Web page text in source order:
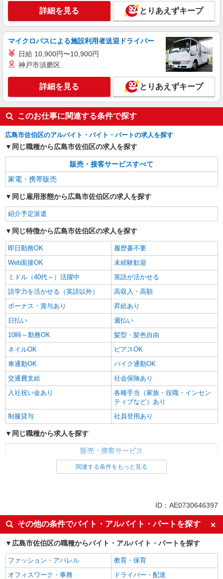
有) ゜・。○。・゜+゜・。○。・゜+゜
キープ 詳細を見る
正社員
ソフトバンクジアウトレット広島店
ソフトバンクショップの携帯販売スタッフ
月給 207,900円 〜 243,500円 固定残業代:
20,900円 〜 24,500円（15時間相当） ＊＿ 試用期
間あり 6ヶ月 ※経験・能力による 【試用期間】月
給 207900 円 〜 243500 円
■ソフトバンクジアウトレット広島店 広島県
広島市佐伯区 石内東4丁目 1番1号 ジアウトレッ
ト広島
キープ
詳細を見る とりあえずキープ
マイクロバスによる施設利用者送迎ドライバー
日給 10,900円〜10,900円
神戸市須磨区
詳細を見る とりあえずキープ
このお仕事に関連する条件で探す
広島市佐伯区のアルバイト・バイト・パートの求人を探す
同じ職種から広島市佐伯区の求人を探す
販売・接客サービスすべて
家電・携帯販売
同じ雇用形態から広島市佐伯区の求人を探す
紹介予定派遣
同じ特徴から広島市佐伯区の求人を探す
即日勤務OK
履歴書不要
Web面接OK
未経験歓迎
ミドル（40代～）活躍中
英語が活かせる
語学力を活かせる（英語以外）
高収入・高額
ボーナス・賞与あり
昇給あり
日払い
週払い
10時～勤務OK
髪型・髪色自由
ネイルOK
ピアスOK
車通勤OK
バイク通勤OK
交通費支給
社会保険あり
入社祝い金あり
各種手当（家族・役職・インセン
ティブなど）あり
制服貸与
社員登用あり
同じ職種から求人を探す
販売・接客サービス
英語が活かせる
ボーナス・賞与あり
日払い
車通勤OK
交通費支給
社会保険あり
社員登用あり
関連する条件をもっと見る
ID：AE0730646397
その他の条件でバイト・アルバイト・パートを探す
広島市佐伯区の職種からバイト・アルバイト・パートを探す
ファッション・アパレル
教育・保育
オフィスワーク・事務
ドライバー・配達